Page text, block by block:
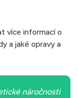
více informací o
a jaké opravy a
náročnosti